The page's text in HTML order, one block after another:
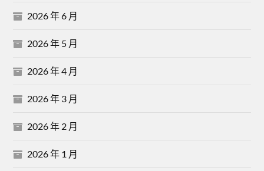
2026 年 6 月
2026 年 5 月
2026 年 4 月
2026 年 3 月
2026 年 2 月
2026 年 1 月